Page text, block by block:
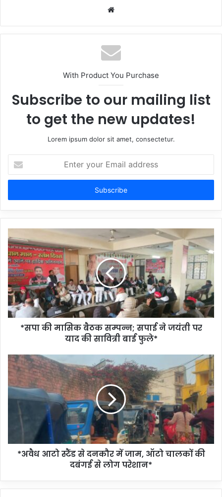
Website
With Product You Purchase
Subscribe to our mailing list
to get the new updates!
Lorem ipsum dolor sit amet, consectetur.
your
Email
*सपा की मासिक बैठक सम्पन्न; सपाई ने जयंती पर
याद की सावित्री बाई फुले*
*अवैध आटो स्टैंड से दनकौर में जाम, ऑटो चालकों की
दबंगई से लोग परेशान*